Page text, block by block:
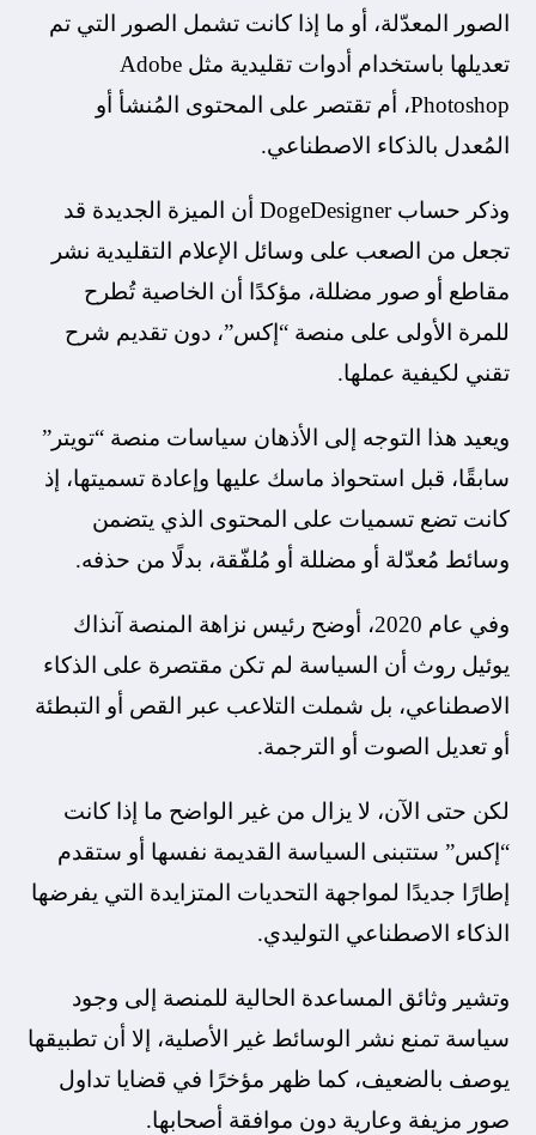
الصور المعدّلة، أو ما إذا كانت تشمل الصور التي تم
تعديلها باستخدام أدوات تقليدية مثل Adobe
Photoshop، أم تقتصر على المحتوى المُنشأ أو
المُعدل بالذكاء الاصطناعي.
وذكر حساب DogeDesigner أن الميزة الجديدة قد
تجعل من الصعب على وسائل الإعلام التقليدية نشر
مقاطع أو صور مضللة، مؤكدًا أن الخاصية تُطرح
للمرة الأولى على منصة “إكس”، دون تقديم شرح
تقني لكيفية عملها.
ويعيد هذا التوجه إلى الأذهان سياسات منصة “تويتر”
سابقًا، قبل استحواذ ماسك عليها وإعادة تسميتها، إذ
كانت تضع تسميات على المحتوى الذي يتضمن
وسائط مُعدّلة أو مضللة أو مُلفّقة، بدلًا من حذفه.
وفي عام 2020، أوضح رئيس نزاهة المنصة آنذاك
يوئيل روث أن السياسة لم تكن مقتصرة على الذكاء
الاصطناعي، بل شملت التلاعب عبر القص أو التبطئة
أو تعديل الصوت أو الترجمة.
لكن حتى الآن، لا يزال من غير الواضح ما إذا كانت
“إكس” ستتبنى السياسة القديمة نفسها أو ستقدم
إطارًا جديدًا لمواجهة التحديات المتزايدة التي يفرضها
الذكاء الاصطناعي التوليدي.
وتشير وثائق المساعدة الحالية للمنصة إلى وجود
سياسة تمنع نشر الوسائط غير الأصلية، إلا أن تطبيقها
يوصف بالضعيف، كما ظهر مؤخرًا في قضايا تداول
صور مزيفة وعارية دون موافقة أصحابها.